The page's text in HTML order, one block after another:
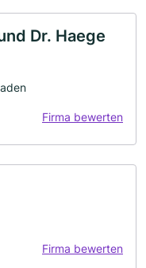
Dr. Haege
Firma bewerten
Firma bewerten